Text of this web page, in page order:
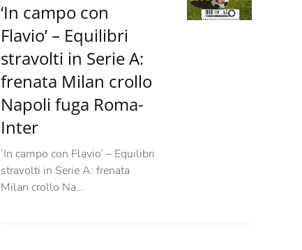
‘In campo con
Flavio’ – Equilibri
stravolti in Serie A:
frenata Milan crollo
Napoli fuga Roma-
Inter
‘In campo con Flavio’ – Equilibri
stravolti in Serie A: frenata
Milan crollo Na…